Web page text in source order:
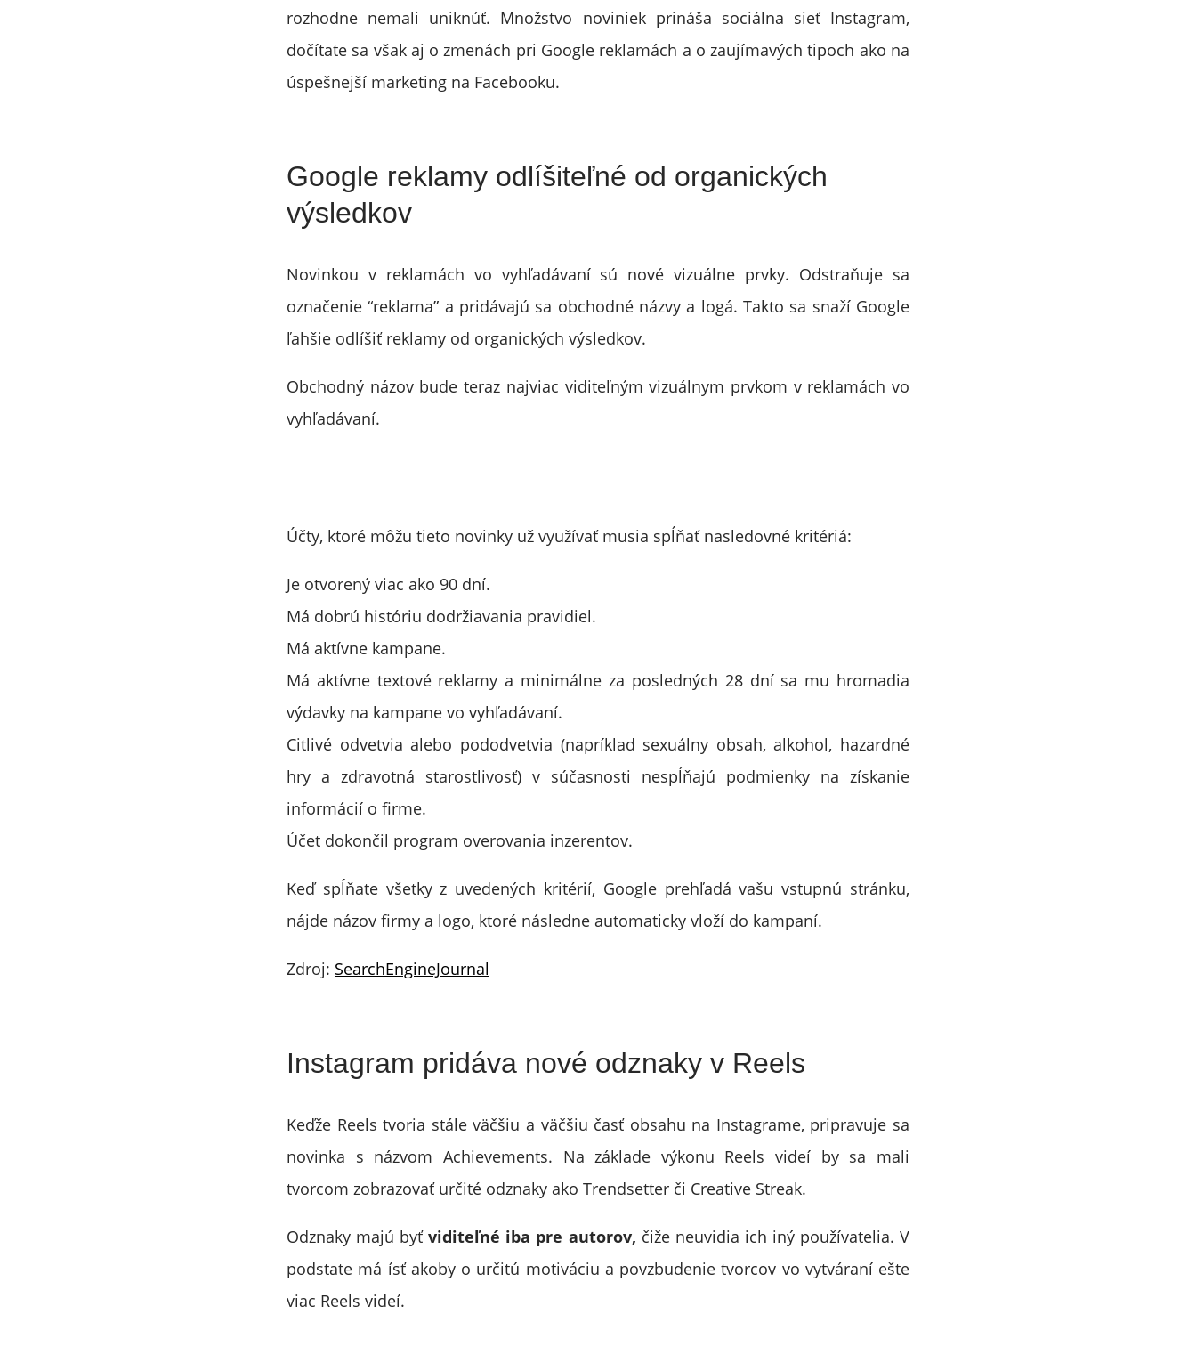
rozhodne nemali uniknúť. Množstvo noviniek prináša sociálna sieť Instagram,
dočítate sa však aj o zmenách pri Google reklamách a o zaujímavých tipoch ako na
úspešnejší marketing na Facebooku.
Google reklamy odlíšiteľné od organických
výsledkov
Novinkou v reklamách vo vyhľadávaní sú nové vizuálne prvky. Odstraňuje sa
označenie “reklama” a pridávajú sa obchodné názvy a logá. Takto sa snaží Google
ľahšie odlíšiť reklamy od organických výsledkov.
Obchodný názov bude teraz najviac viditeľným vizuálnym prvkom v reklamách vo
vyhľadávaní.
Účty, ktoré môžu tieto novinky už využívať musia spĺňať nasledovné kritériá:
Je otvorený viac ako 90 dní.
Má dobrú históriu dodržiavania pravidiel.
Má aktívne kampane.
Má aktívne textové reklamy a minimálne za posledných 28 dní sa mu hromadia
výdavky na kampane vo vyhľadávaní.
Citlivé odvetvia alebo pododvetvia (napríklad sexuálny obsah, alkohol, hazardné
hry a zdravotná starostlivosť) v súčasnosti nespĺňajú podmienky na získanie
informácií o firme.
Účet dokončil program overovania inzerentov.
Keď spĺňate všetky z uvedených kritérií, Google prehľadá vašu vstupnú stránku,
nájde názov firmy a logo, ktoré následne automaticky vloží do kampaní.
Zdroj: SearchEngineJournal
Instagram pridáva nové odznaky v Reels
Keďže Reels tvoria stále väčšiu a väčšiu časť obsahu na Instagrame, pripravuje sa
novinka s názvom Achievements. Na základe výkonu Reels videí by sa mali
tvorcom zobrazovať určité odznaky ako Trendsetter či Creative Streak.
Odznaky majú byťviditeľné iba pre autorov, čiže neuvidia ich iný používatelia. V
podstate má ísť akoby o určitú motiváciu a povzbudenie tvorcov vo vytváraní ešte
viac Reels videí.